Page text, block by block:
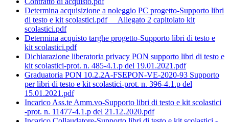
Determina acquisizione a noleggio PC progetto-Supporto libri
di testo e kit scolastici.pdf Allegato 2 capitolato kit
scolastici.pdf
Determina acquisto targhe progetto-Supporto libri di testo e
kit scolastici.pdf
Dichiarazione liberatoria privacy PON supporto libri di testo e
kit scolastici-prot. n. 485-4.1.p del 19.01.2021.pdf
Graduatoria PON 10.2.2A-FSEPON-VE-2020-93 Supporto
per libri di testo e kit scolastici-prot. n. 396-4.1.p del
15.01.2021.pdf
Incarico Ass.te Amm.vo-Supporto libri di testo e kit scolastici
-prot. n. 11477-4.1.p del 21.12.2020.pdf